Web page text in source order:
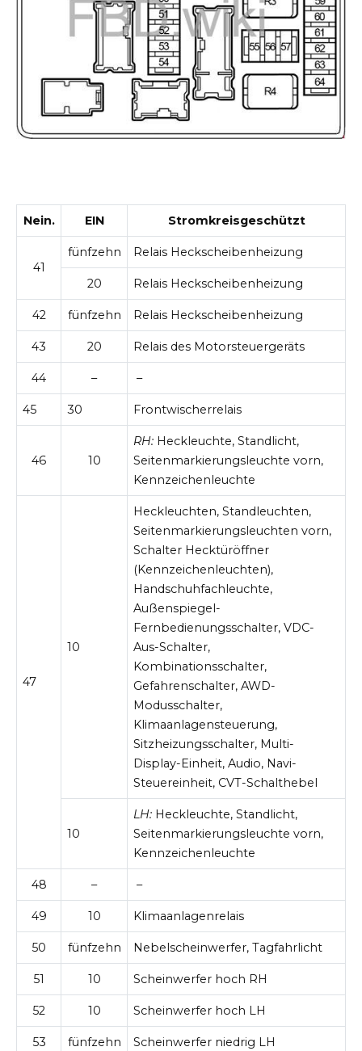
Nein. EIN Stromkreisgeschützt
41
fünfzehn Relais Heckscheibenheizung
20 Relais Heckscheibenheizung
42 fünfzehn Relais Heckscheibenheizung
43 20 Relais des Motorsteuergeräts
44 – –
45 30 Frontwischerrelais
46 10
RH: Heckleuchte, Standlicht,
Seitenmarkierungsleuchte vorn,
Kennzeichenleuchte
47
10
Heckleuchten, Standleuchten,
Seitenmarkierungsleuchten vorn,
Schalter Hecktüröffner
(Kennzeichenleuchten),
Handschuhfachleuchte,
Außenspiegel-
Fernbedienungsschalter, VDC-
Aus-Schalter,
Kombinationsschalter,
Gefahrenschalter, AWD-
Modusschalter,
Klimaanlagensteuerung,
Sitzheizungsschalter, Multi-
Display-Einheit, Audio, Navi-
Steuereinheit, CVT-Schalthebel
10
LH: Heckleuchte, Standlicht,
Seitenmarkierungsleuchte vorn,
Kennzeichenleuchte
48 – –
49 10 Klimaanlagenrelais
50 fünfzehn Nebelscheinwerfer, Tagfahrlicht
51 10 Scheinwerfer hoch RH
52 10 Scheinwerfer hoch LH
53 fünfzehn Scheinwerfer niedrig LH